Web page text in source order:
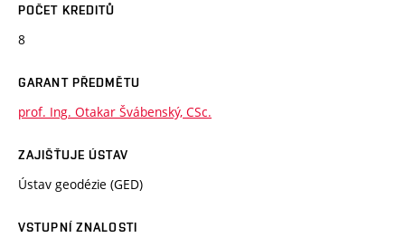
POČET KREDITŮ
8
GARANT PŘEDMĚTU
prof. Ing. Otakar Švábenský, CSc.
ZAJIŠŤUJE ÚSTAV
Ústav geodézie (GED)
VSTUPNÍ ZNALOSTI